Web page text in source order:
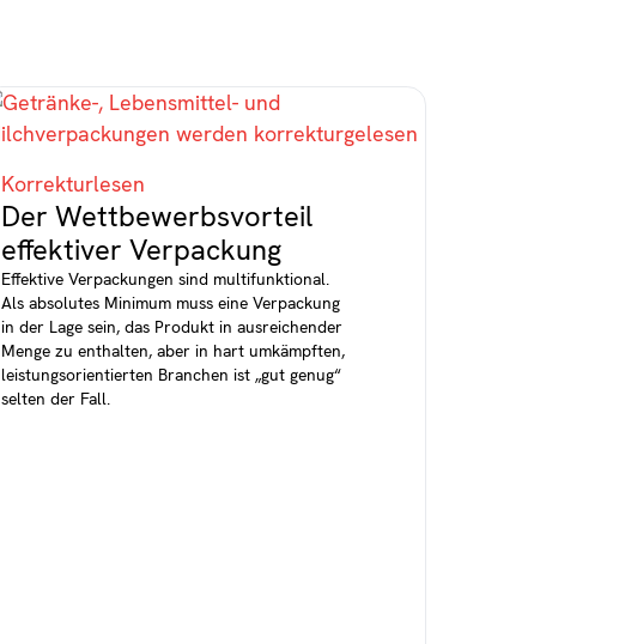
Korrekturlesen
Der Wettbewerbsvorteil
effektiver Verpackung
Effektive Verpackungen sind multifunktional.
Als absolutes Minimum muss eine Verpackung
in der Lage sein, das Produkt in ausreichender
Menge zu enthalten, aber in hart umkämpften,
leistungsorientierten Branchen ist „gut genug“
selten der Fall.